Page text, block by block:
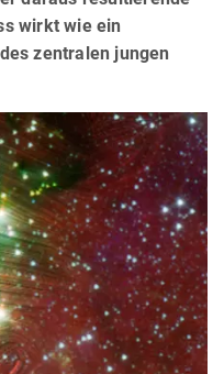
wirkt wie ein
zentralen jungen